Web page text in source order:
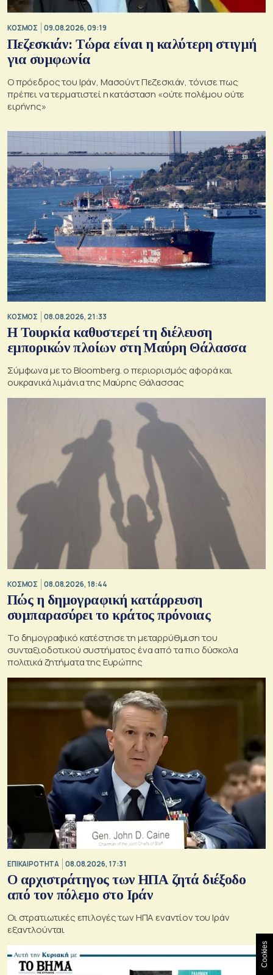
ΚΟΣΜΟΣ 09.08.2026, 09:19
Πεζεσκιάν: Τώρα είναι η καλύτερη στιγμή
για συμφωνία
Ο πρόεδρος του Ιράν, Μασούντ Πεζεσκιάν, τόνισε πως
πρέπει να τερματιστεί η κατάσταση «ούτε πολέμου ούτε
ειρήνης»
ΚΟΣΜΟΣ 08.08.2026, 21:33
Η Τουρκία καθυστερεί τη διέλευση
εμπορικών πλοίων στη Μαύρη Θάλασσα
Σύμφωνα με το Bloomberg. ο περιορισμός αφορά και
ουκρανικά λιμάνια της Μαύρης Θάλασσας
ΚΟΣΜΟΣ 08.08.2026, 18:44
Πώς η δημογραφική κατάρρευση
συμπαρασύρει το κράτος πρόνοιας
Το δημογραφικό κατέστησε τη μεταρρύθμιση του
συνταξιοδοτικού συστήματος ένα από τα πιο δύσκολα
πολιτικά ζητήματα της Ευρώπης
ΕΠΙΚΑΙΡΟΤΗΤΑ 08.08.2026, 17:31
Ο αρχιστράτηγος των ΗΠΑ ζητά διέξοδο
από τον πόλεμο στο Ιράν
Οι στρατιωτικές επιλογές των ΗΠΑ εναντίον του Ιράν
εξαντλούνται
Cookies